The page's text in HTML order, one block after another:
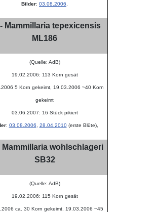
Bilder: 03.08.2006
Mammillaria tepexicensis
ML186
(Quelle: AdB)
19.02.2006: 113 Korn gesät
5 Korn gekeimt, 19.03.2006 ~40 Korn
gekeimt
03.06.2007: 16 Stück pikiert
: 03.08.2006 28.04.2010(erste Blüte),
Mammillaria wohlschlageri
SB32
(Quelle: AdB)
19.02.2006: 115 Korn gesät
ca. 30 Korn gekeimt, 19.03.2006 ~45